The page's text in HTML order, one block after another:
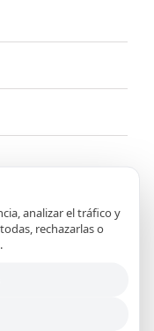
analizar el tráfico y
rechazarlas o